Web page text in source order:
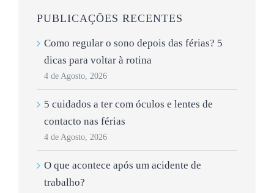
PUBLICAÇÕES RECENTES
Como regular o sono depois das férias? 5
dicas para voltar à rotina
4 de Agosto, 2026
5 cuidados a ter com óculos e lentes de
contacto nas férias
4 de Agosto, 2026
O que acontece após um acidente de
trabalho?